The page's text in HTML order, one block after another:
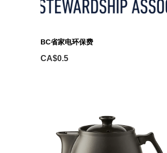
BC省家电环保费
CA$0.5